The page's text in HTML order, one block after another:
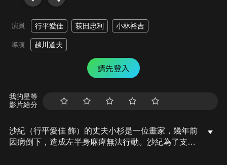
演員 行平愛佳 荻田忠利 小林裕吉
導演 越川道夫
請先登入
我的星等
影片給分
沙紀（行平愛佳 飾）的丈夫小杉是一位畫家，幾年前
因病倒下，造成左半身麻痺無法行動。沙紀為了支撐